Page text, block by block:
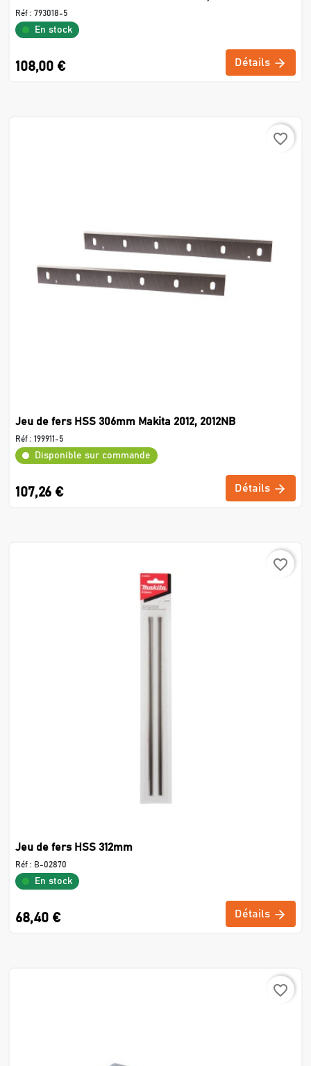
Réf : 793018-5
En stock
108,00 € Détails
favorite_border
Jeu de fers HSS 306mm Makita 2012, 2012NB
Réf : 199911-5
Disponible sur commande
107,26 € Détails
favorite_border
Jeu de fers HSS 312mm
Réf : B-02870
En stock
68,40 € Détails
favorite_border